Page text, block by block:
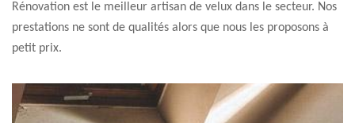
Rénovation est le meilleur artisan de velux dans le secteur. Nos
prestations ne sont de qualités alors que nous les proposons à
petit prix.